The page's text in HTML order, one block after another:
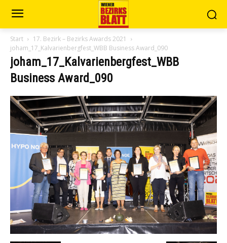
Start
17. Bezirk – Bezirks Awards 2021
joham_17_Kalvarienbergfest_WBB Business Award_090
joham_17_Kalvarienbergfest_WBB
Business Award_090